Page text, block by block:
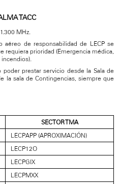
TACC
MHz.
aéreo de responsabilidad de LECP se
requiera prioridad (Emergencia médica,
incendios).
prestar servicio desde la Sala de
la sala de Contingencias, siempre que
SECTOR TMA
LECPAPP (APROXIMACIÓN)
LECP12O
LECPGIX
LECPMXX